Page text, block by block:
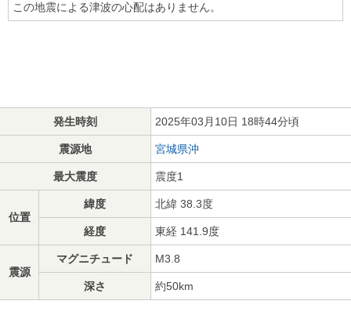
この地震による津波の心配はありません。
発生時刻 2025年03月10日 18時44分頃
震源地 宮城県沖
最大震度 震度1
位置
緯度 北緯 38.3度
経度 東経 141.9度
震源
マグニチュード M3.8
深さ 約50km